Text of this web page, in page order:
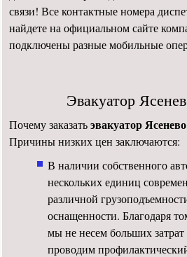
связи! Все контактные номера
найдете на официальном сайте
подключены разные мобильные
Эвакуатор
Почему заказатьэвакуатор
Причины низких цен заключаются:
В наличии собственного
нескольких единиц
различной
оснащенности. Благодаря
мы не несем больших
проводим